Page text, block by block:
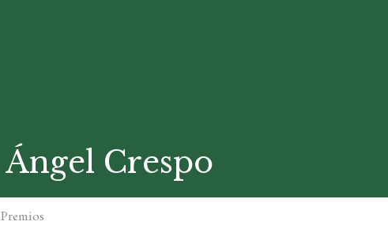
Ángel Crespo
Premios